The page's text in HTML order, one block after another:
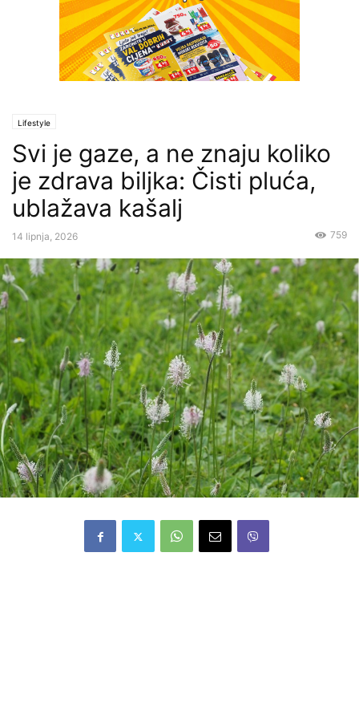
Lifestyle
Svi je gaze, a ne znaju koliko
je zdrava biljka: Čisti pluća,
ublažava kašalj
14 lipnja, 2026 759